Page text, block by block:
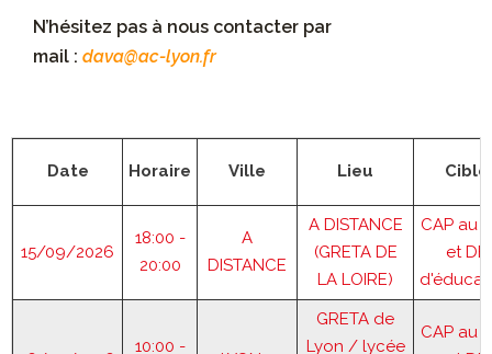
N’hésitez pas à nous contacter par
mail : dava@ac-lyon.fr
Date Horaire Ville Lieu Cible
15/09/2026
18:00 -
20:00
A
DISTANCE
A DISTANCE
(GRETA DE
LA LOIRE)
CAP au
et DE
10:00 -
GRETA de
Lyon / lycée
CAP au